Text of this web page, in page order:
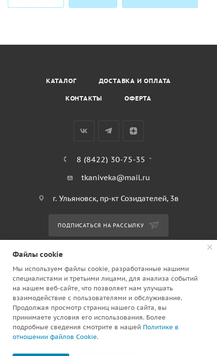
КАТАЛОГ ДОСТАВКА И ОПЛАТА
КОНТАКТЫ ОФЕРТА
8 (8422) 30-75-35
tkaniveka@mail.ru
г. Ульяновск, пр-кт Созидателей, 3в
ПОДПИСАТЬСЯ НА РАССЫЛКУ
2010 - 2026 © Ткани века. Ульяновск ИП Клинков Юрий
Владимирович ОГРН 304732809700075
Файлы cookie
Мы используем файлы cookie, разработанные нашими
специалистами и третьими лицами, для анализа событий
на нашем веб-сайте, что позволяет нам улучшать
взаимодействие с пользователями и обслуживание.
Продолжая просмотр страниц нашего сайта, вы
принимаете условия его использования. Более
подробные сведения смотрите в нашей Политике в
отношении файлов Cookie.